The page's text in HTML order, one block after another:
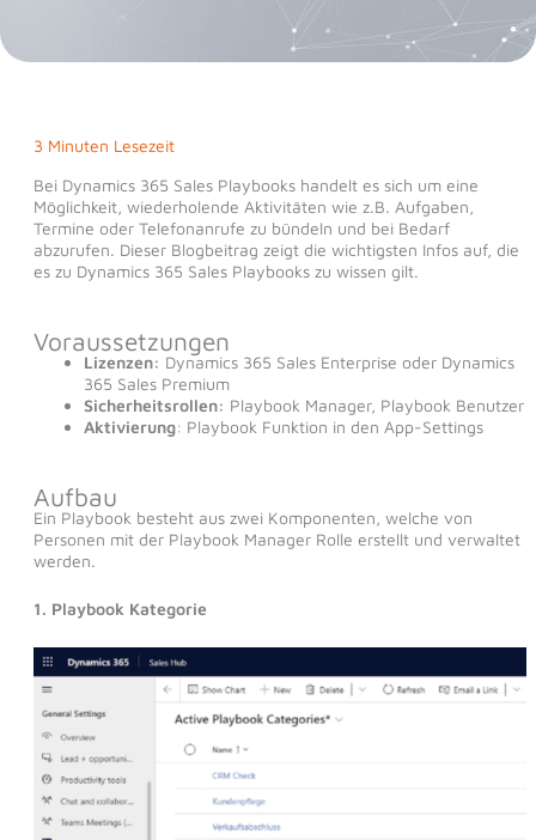
3 Minuten Lesezeit
Bei Dynamics 365 Sales Playbooks handelt es sich um eine
Möglichkeit, wiederholende Aktivitäten wie z.B. Aufgaben,
Termine oder Telefonanrufe zu bündeln und bei Bedarf
abzurufen. Dieser Blogbeitrag zeigt die wichtigsten Infos auf, die
es zu Dynamics 365 Sales Playbooks zu wissen gilt.
Voraussetzungen
Lizenzen: Dynamics 365 Sales Enterprise oder Dynamics
365 Sales Premium
Sicherheitsrollen: Playbook Manager, Playbook Benutzer
Aktivierung: Playbook Funktion in den App-Settings
Aufbau
Ein Playbook besteht aus zwei Komponenten, welche von
Personen mit der Playbook Manager Rolle erstellt und verwaltet
werden.
1. Playbook Kategorie